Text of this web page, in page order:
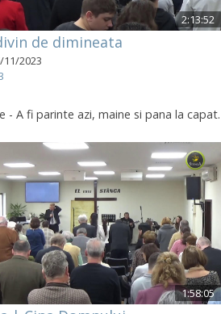
2:13:52
de dimineata
2023
- A fi parinte azi, maine si pana la capat.
1:58:05